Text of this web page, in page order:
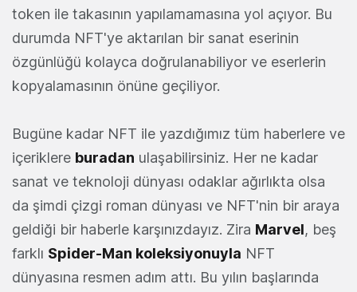
token ile takasının yapılamamasına yol açıyor. Bu
durumda NFT'ye aktarılan bir sanat eserinin
özgünlüğü kolayca doğrulanabiliyor ve eserlerin
kopyalamasının önüne geçiliyor.
Bugüne kadar NFT ile yazdığımız tüm haberlere ve
içeriklere buradan ulaşabilirsiniz. Her ne kadar
sanat ve teknoloji dünyası odaklar ağırlıkta olsa
da şimdi çizgi roman dünyası ve NFT'nin bir araya
geldiği bir haberle karşınızdayız. Zira Marvel, beş
farklı Spider-Man koleksiyonuyla NFT
dünyasına resmen adım attı. Bu yılın başlarında